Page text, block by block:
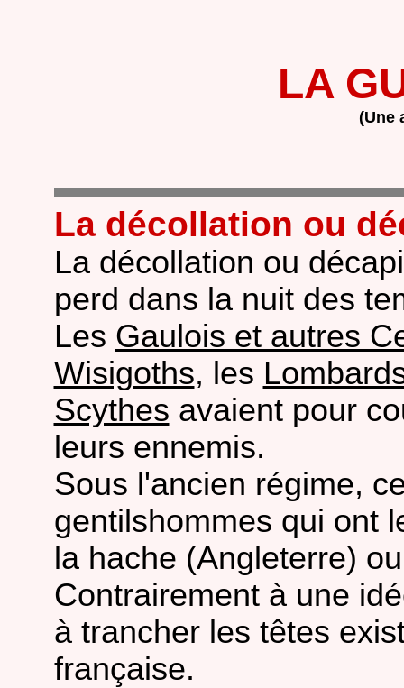
LA
(Une
La décollation ou
La décollation ou
perd dans la nuit des
Les Gaulois et autres
Wisigoths, les
Scythes avaient pour
leurs ennemis.
Sous l'ancien régime,
gentilshommes qui ont
la hache (Angleterre)
Contrairement à une
à trancher les têtes
française.